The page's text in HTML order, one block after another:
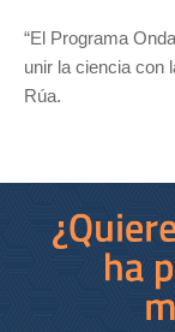
“El Programa
unir la ciencia con
Rúa.